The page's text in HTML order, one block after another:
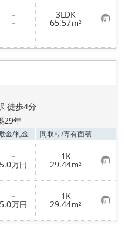
－
－
3LDK
65.57m² お
気
に
入
登
徒歩4分
29年
金/礼金 間取り/専有面積
－
5.0万円
1K
29.44m² お
気
に
入
り
登
録
－
5.0万円
1K
29.44m² お
気
に